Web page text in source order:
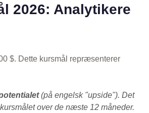
2026: Analytikere
$. Dette kursmål repræsenterer
(på engelsk "upside"). Det
over de næste 12 måneder.